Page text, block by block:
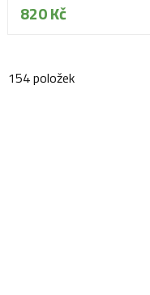
820 Kč
154 položek